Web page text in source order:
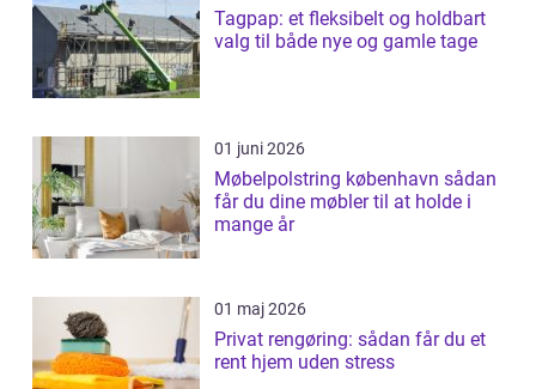
Tagpap: et fleksibelt og holdbart
valg til både nye og gamle tage
01 juni 2026
Møbelpolstring københavn sådan
får du dine møbler til at holde i
mange år
01 maj 2026
Privat rengøring: sådan får du et
rent hjem uden stress